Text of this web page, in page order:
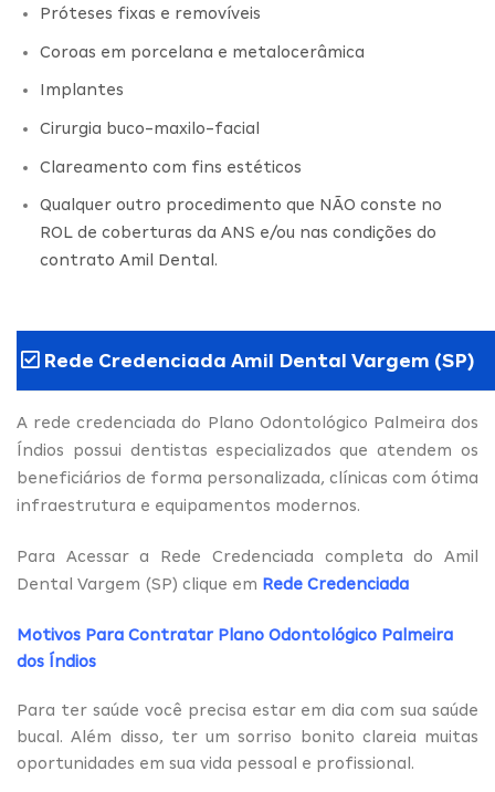
Próteses fixas e removíveis
Coroas em porcelana e metalocerâmica
Implantes
Cirurgia buco-maxilo-facial
Clareamento com fins estéticos
Qualquer outro procedimento que NÃO conste no
ROL de coberturas da ANS e/ou nas condições do
contrato Amil Dental.
Rede Credenciada Amil Dental Vargem (SP)
A rede credenciada do Plano Odontológico Palmeira dos
Índios possui dentistas especializados que atendem os
beneficiários de forma personalizada, clínicas com ótima
infraestrutura e equipamentos modernos.
Para Acessar a Rede Credenciada completa do Amil
Dental Vargem (SP) clique em Rede Credenciada
Motivos Para Contratar Plano Odontológico Palmeira
dos Índios
Para ter saúde você precisa estar em dia com sua saúde
bucal. Além disso, ter um sorriso bonito clareia muitas
oportunidades em sua vida pessoal e profissional.